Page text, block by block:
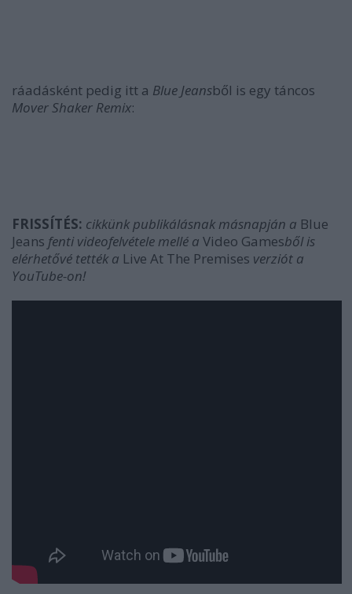
ráadásként pedig itt a Blue Jeansből is egy táncos
Mover Shaker Remix:
FRISSÍTÉS: cikkünk publikálásnak másnapján a Blue
Jeans fenti videofelvétele mellé a Video Gamesből is
elérhetővé tették a Live At The Premises verziót a
YouTube-on!